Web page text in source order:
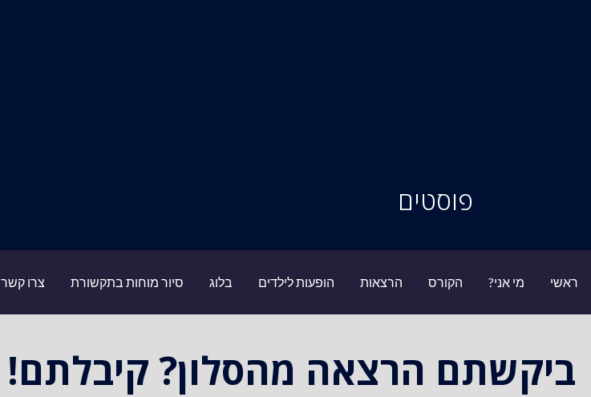
פוסטים
ראשי מי אני? הקורס הרצאות הופעות לילדים בלוג סיור מוחות בתקשורת צרו קשר
ביקשתם הרצאה מהסלון? קיבלתם!